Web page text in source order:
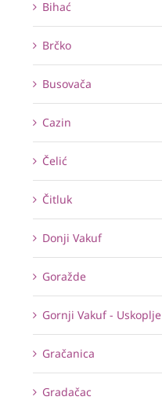
Bihać
Brčko
Busovača
Cazin
Čelić
Čitluk
Donji Vakuf
Goražde
Gornji Vakuf - Uskoplje
Gračanica
Gradačac